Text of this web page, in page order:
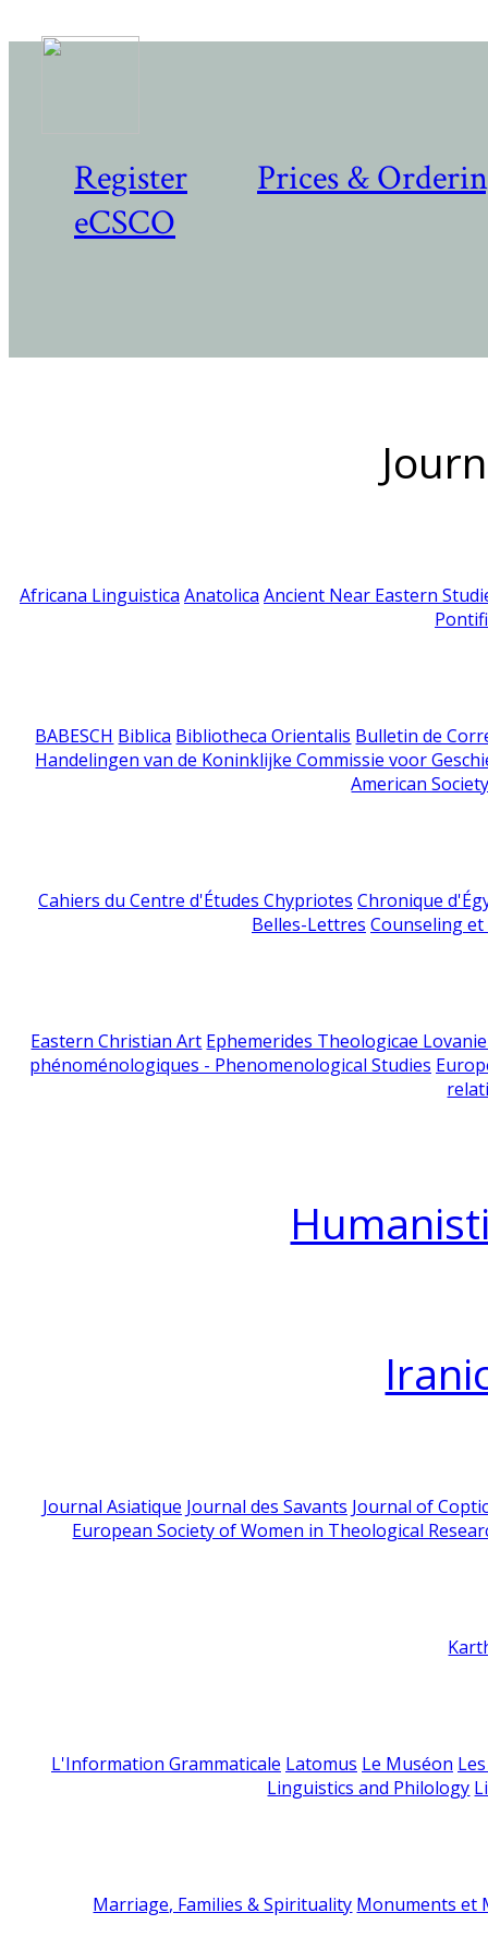
Register
Prices &
eCSCO
Africana Linguistica Anatolica Ancient Near Eastern
BABESCH Biblica Bibliotheca Orientalis Bulletin de
Handelingen van de Koninklijke Commissie voor
American
Cahiers du Centre d'Études Chypriotes Chronique
Belles-Lettres Counseling
Eastern Christian Art Ephemerides Theologicae
phénoménologiques - Phenomenological Studies
Journal Asiatique Journal des Savants Journal of
European Society of Women in Theological
L'Information Grammaticale Latomus Le Muséon
Linguistics and Philology
Marriage, Families & Spirituality Monuments et